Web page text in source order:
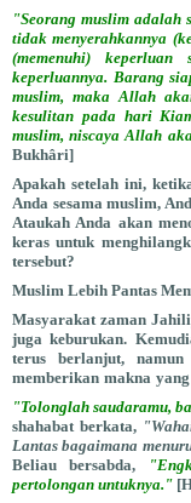
"Seorang muslim adalah
tidak menyerahkannya
(memenuhi)
keperluannya. Barang
muslim, maka Allah
kesulitan pada hari
muslim, niscaya Allah
Bukhâri]
Apakah setelah ini,
Anda sesama muslim,
Ataukah Anda akan
keras untuk
tersebut?
Muslim Lebih Pantas
Masyarakat zaman
juga keburukan.
terus berlanjut,
memberikan makna
"Tolonglah saudaramu,
shahabat berkata,
Lantas bagaimana
Beliau bersabda,
pertolongan untuknya."